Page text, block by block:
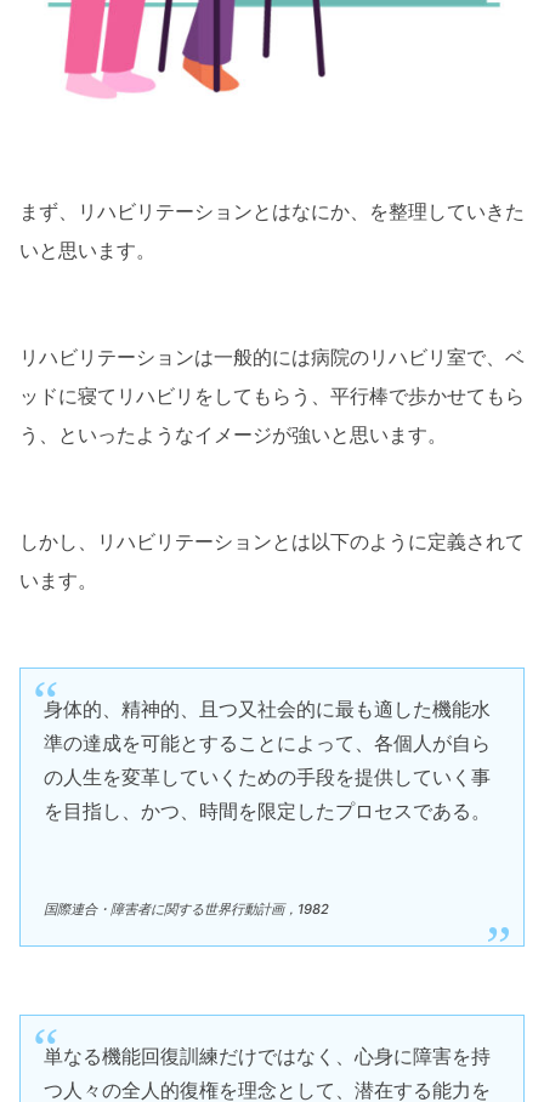
まず、リハビリテーションとはなにか、を整理していきた
いと思います。
リハビリテーションは一般的には病院のリハビリ室で、ベ
ッドに寝てリハビリをしてもらう、平行棒で歩かせてもら
う、といったようなイメージが強いと思います。
しかし、リハビリテーションとは以下のように定義されて
います。
身体的、精神的、且つ又社会的に最も適した機能水
準の達成を可能とすることによって、各個人が自ら
の人生を変革していくための手段を提供していく事
を目指し、かつ、時間を限定したプロセスである。
国際連合・障害者に関する世界行動計画，1982
単なる機能回復訓練だけではなく、心身に障害を持
つ人々の全人的復権を理念として、潜在する能力を